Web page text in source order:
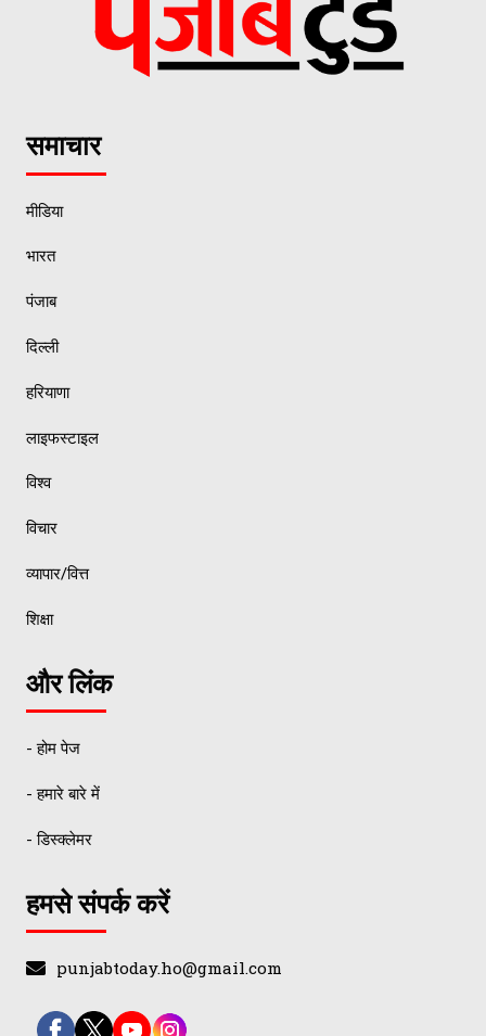
समाचार
मीडिया
भारत
पंजाब
दिल्ली
हरियाणा
लाइफस्टाइल
विश्व
विचार
व्यापार/वित्त
शिक्षा
और लिंक
- होम पेज
- हमारे बारे में
- डिस्क्लेमर
हमसे संपर्क करें
punjabtoday.ho@gmail.com